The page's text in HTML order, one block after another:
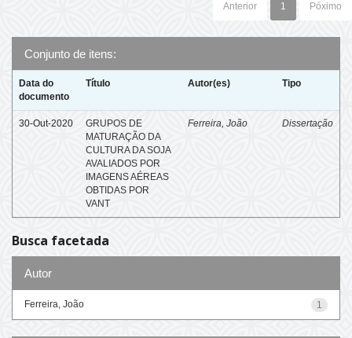
Anterior 1 Póximo
Conjunto de itens:
Data do
documento
Título Autor(es) Tipo
30-Out-2020
GRUPOS DE
MATURAÇÃO DA
CULTURA DA SOJA
AVALIADOS POR
IMAGENS AÉREAS
OBTIDAS POR
VANT
Ferreira, João Dissertação
Busca facetada
Autor
1
Ferreira, João